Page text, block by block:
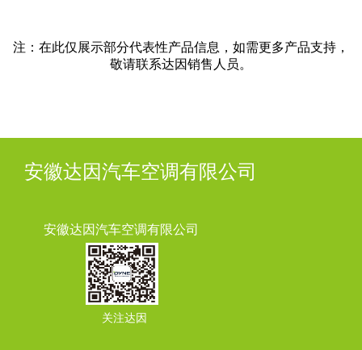
注：在此仅展示部分代表性产品信息，如需更多产品支持，
敬请联系达因销售人员。
安徽达因汽车空调有限公司
安徽达因汽车空调有限公司
关注达因